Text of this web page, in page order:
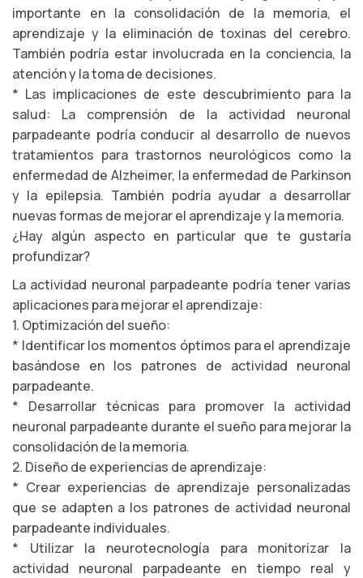
importante en la consolidación de la memoria, el
aprendizaje y la eliminación de toxinas del cerebro.
También podría estar involucrada en la conciencia, la
atención y la toma de decisiones.
* Las implicaciones de este descubrimiento para la
salud: La comprensión de la actividad neuronal
parpadeante podría conducir al desarrollo de nuevos
tratamientos para trastornos neurológicos como la
enfermedad de Alzheimer, la enfermedad de Parkinson
y la epilepsia. También podría ayudar a desarrollar
nuevas formas de mejorar el aprendizaje y la memoria.
¿Hay algún aspecto en particular que te gustaría
profundizar?
La actividad neuronal parpadeante podría tener varias
aplicaciones para mejorar el aprendizaje:
1. Optimización del sueño:
* Identificar los momentos óptimos para el aprendizaje
basándose en los patrones de actividad neuronal
parpadeante.
* Desarrollar técnicas para promover la actividad
neuronal parpadeante durante el sueño para mejorar la
consolidación de la memoria.
2. Diseño de experiencias de aprendizaje:
* Crear experiencias de aprendizaje personalizadas
que se adapten a los patrones de actividad neuronal
parpadeante individuales.
* Utilizar la neurotecnología para monitorizar la
actividad neuronal parpadeante en tiempo real y